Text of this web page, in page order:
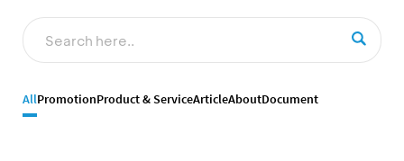
AllPromotionProduct & ServiceArticleAboutDocument